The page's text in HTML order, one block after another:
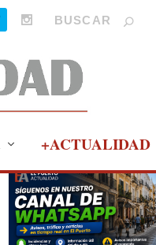
+ACTUALIDAD
PUBLICIDAD